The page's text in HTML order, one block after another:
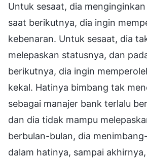
Untuk sesaat, dia
saat berikutnya, dia ingin
kebenaran. Untuk sesaat, dia
melepaskan statusnya, dan
berikutnya, dia ingin
kekal. Hatinya bimbang tak
sebagai manajer bank terlalu
dan dia tidak mampu
berbulan-bulan, dia
dalam hatinya, sampai